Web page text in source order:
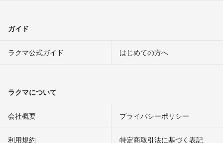
ガイド
ラクマ公式ガイド はじめての方へ
ラクマについて
会社概要 プライバシーポリシー
利用規約 特定商取引法に基づく表記